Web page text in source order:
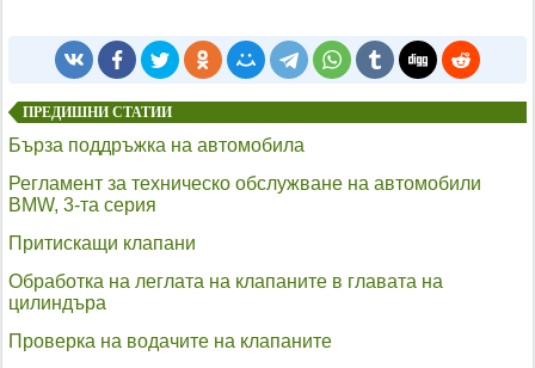
ПРЕДИШНИ СТАТИИ
Бърза поддръжка на автомобила
Регламент за техническо обслужване на автомобили
BMW, 3-та серия
Притискащи клапани
Обработка на леглата на клапаните в главата на
цилиндъра
Проверка на водачите на клапаните